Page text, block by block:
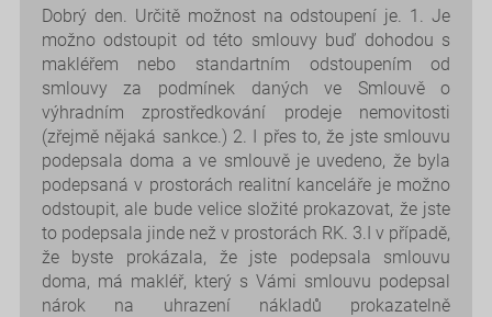
Dobrý den. Určitě možnost na odstoupení je. 1. Je
možno odstoupit od této smlouvy buď dohodou s
makléřem nebo standartním odstoupením od
smlouvy za podmínek daných ve Smlouvě o
výhradním zprostředkování prodeje nemovitosti
(zřejmě nějaká sankce.) 2. I přes to, že jste smlouvu
podepsala doma a ve smlouvě je uvedeno, že byla
podepsaná v prostorách realitní kanceláře je možno
odstoupit, ale bude velice složité prokazovat, že jste
to podepsala jinde než v prostorách RK. 3.I v případě,
že byste prokázala, že jste podepsala smlouvu
doma, má makléř, který s Vámi smlouvu podepsal
nárok na uhrazení nákladů prokazatelně